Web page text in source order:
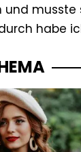
musste
habe